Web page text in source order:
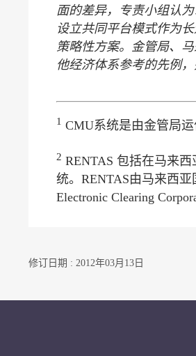
面的差异，专责小组认
设立共同平台模式作为
策略性方案。金管局、
他经济体系参考的先例，
1 CMU系统是由金管局
2 RENTAS 包括在马来
统。RENTAS由马来西
Electronic Clearing
修订日期 : 2012年03月13日